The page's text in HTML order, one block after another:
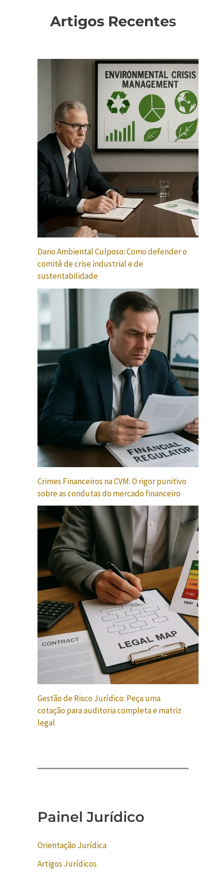
Artigos Recentes
Dano Ambiental Culposo: Como defender o
comitê de crise industrial e de
sustentabilidade
Crimes Financeiros na CVM: O rigor punitivo
sobre as condutas do mercado financeiro
Gestão de Risco Jurídico: Peça uma
cotação para auditoria completa e matriz
legal
Painel Jurídico
Orientação Jurídica
Artigos Jurídicos